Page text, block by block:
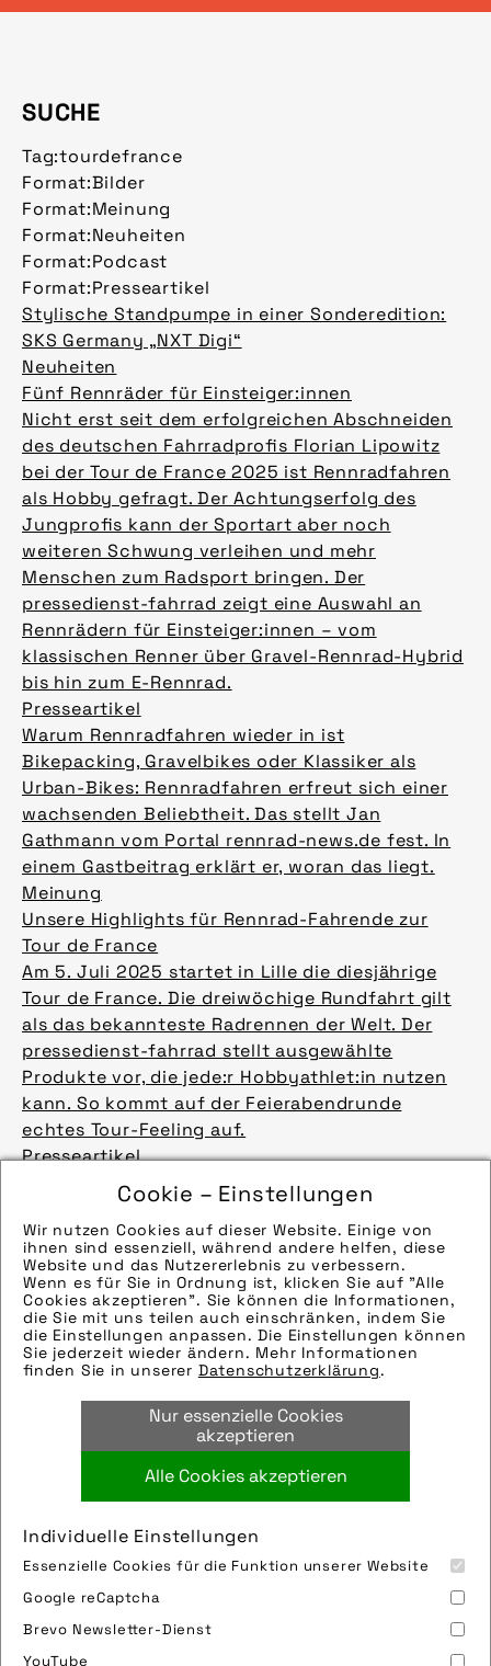
Cookie – Einstellungen
Wir nutzen Cookies auf dieser Website. Einige von
ihnen sind essenziell, während andere helfen, diese
Website und das Nutzererlebnis zu verbessern.
Wenn es für Sie in Ordnung ist, klicken Sie auf "Alle
Cookies akzeptieren". Sie können die Informationen,
die Sie mit uns teilen auch einschränken, indem Sie
die Einstellungen anpassen. Die Einstellungen können
Sie jederzeit wieder ändern. Mehr Informationen
finden Sie in unserer Datenschutzerklärung.
Nur essenzielle Cookies
akzeptieren
Alle Cookies akzeptieren
Individuelle Einstellungen
Essenzielle Cookies für die Funktion unserer Website
Google reCaptcha
Brevo Newsletter-Dienst
YouTube
SUCHE
Tag:tourdefrance
Format:Bilder
Format:Meinung
Format:Neuheiten
Format:Podcast
Format:Presseartikel
Stylische Standpumpe in einer Sonderedition:
SKS Germany „NXT Digi“
Neuheiten
Fünf Rennräder für Einsteiger:innen
Nicht erst seit dem erfolgreichen Abschneiden
des deutschen Fahrradprofis Florian Lipowitz
bei der Tour de France 2025 ist Rennradfahren
als Hobby gefragt. Der Achtungserfolg des
Jungprofis kann der Sportart aber noch
weiteren Schwung verleihen und mehr
Menschen zum Radsport bringen. Der
pressedienst-fahrrad zeigt eine Auswahl an
Rennrädern für Einsteiger:innen – vom
klassischen Renner über Gravel-Rennrad-Hybrid
bis hin zum E-Rennrad.
Presseartikel
Warum Rennradfahren wieder in ist
Bikepacking, Gravelbikes oder Klassiker als
Urban-Bikes: Rennradfahren erfreut sich einer
wachsenden Beliebtheit. Das stellt Jan
Gathmann vom Portal rennrad-news.de fest. In
einem Gastbeitrag erklärt er, woran das liegt.
Meinung
Unsere Highlights für Rennrad-Fahrende zur
Tour de France
Am 5. Juli 2025 startet in Lille die diesjährige
Tour de France. Die dreiwöchige Rundfahrt gilt
als das bekannteste Radrennen der Welt. Der
pressedienst-fahrrad stellt ausgewählte
Produkte vor, die jede:r Hobbyathlet:in nutzen
kann. So kommt auf der Feierabendrunde
echtes Tour-Feeling auf.
Presseartikel
Die technischen Details werden in Bälde
eingefügt. Sie können uns aber gern auch per E-
Mail oder Telefon kontaktieren, wir helfen gerne
weiter.
Bilder
Die technischen Details werden in Bälde
eingefügt. Sie können uns aber gern auch per E-
Mail oder Telefon kontaktieren, wir helfen gerne
Die technischen Details werden in Bälde
eingefügt. Sie können uns aber gern auch per E-
Mail oder Telefon kontaktieren, wir helfen gerne
weiter.
Bilder
Die technischen Details werden in Bälde
eingefügt. Sie können uns aber gern auch per E-
Mail oder Telefon kontaktieren, wir helfen gerne
weiter.
mehr laden 9 / 10